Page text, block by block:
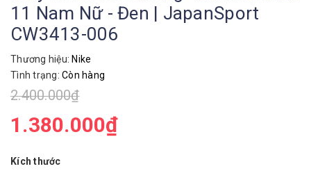
11 Nam Nữ - Đen | JapanSport
CW3413-006
Thương hiệu: Nike
Tình trạng: Còn hàng
2.400.000₫
1.380.000₫
Kích thước